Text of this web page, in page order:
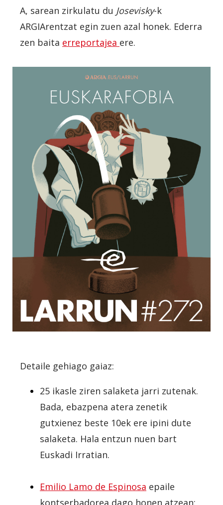
A, sarean zirkulatu du Josevisky-k
ARGIArentzat egin zuen azal honek. Ederra
zen baita erreportajea ere.
Detaile gehiago gaiaz:
25 ikasle ziren salaketa jarri zutenak.
Bada, ebazpena atera zenetik
gutxienez beste 10ek ere ipini dute
salaketa. Hala entzun nuen bart
Euskadi Irratian.
Emilio Lamo de Espinosa epaile
kontserbadorea dago honen atzean;